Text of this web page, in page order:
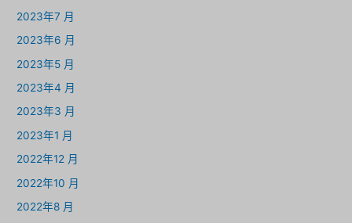
2023年7 月
2023年6 月
2023年5 月
2023年4 月
2023年3 月
2023年1 月
2022年12 月
2022年10 月
2022年8 月